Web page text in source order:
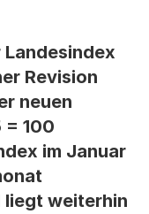
Landesindex
Revision
neuen
= 100
im Januar
liegt weiterhin